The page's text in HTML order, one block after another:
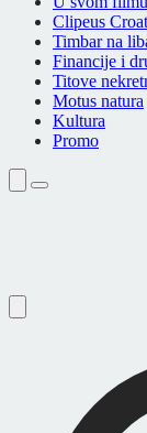
Clipeus
Timbar na
Financije i
Titove
Motus natura
Kultura
Promo